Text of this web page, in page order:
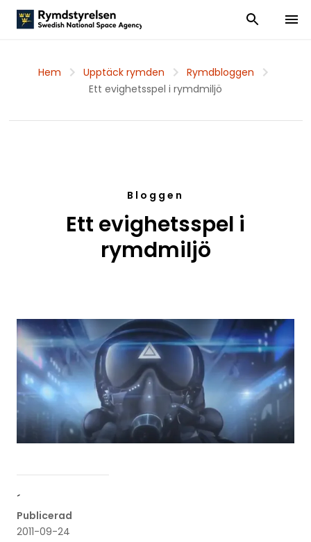
Visa och dölj
Visa
Hem Upptäck rymden
Rymdbloggen
Ett evighetsspel i rymdmiljö
Bloggen
Ett evighetsspel i
rymdmiljö
´
Publicerad
2011-09-24